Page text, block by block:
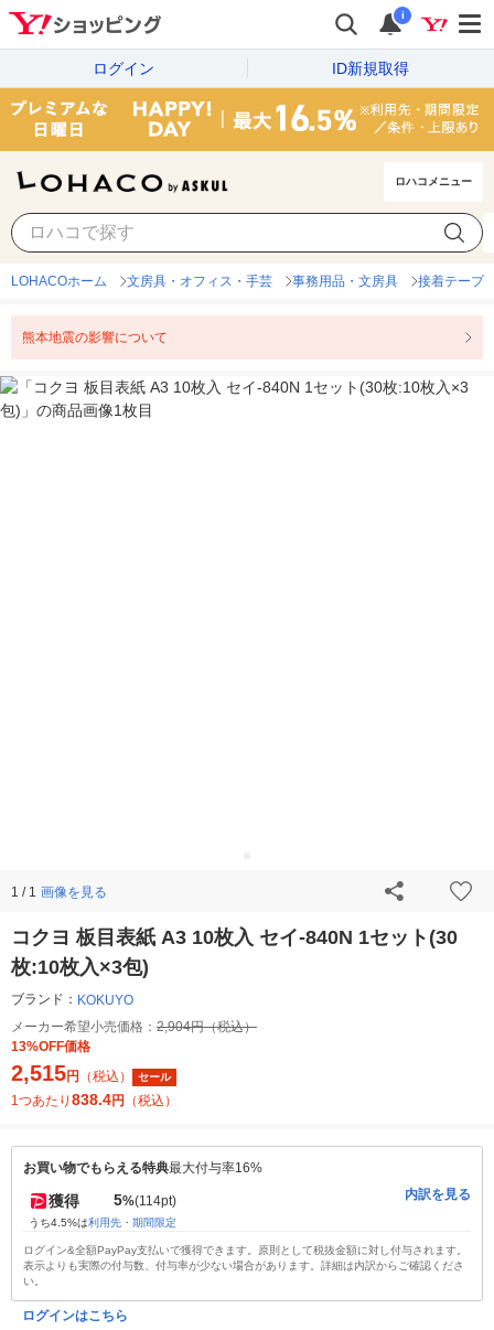
i
ログイン ID新規取得
ロハコメニュー
LOHACOホーム 文房具・オフィス・手芸 事務用品・文房具 接着テープ
熊本地震の影響について
1 / 1 画像を見る
コクヨ 板目表紙 A3 10枚入 セイ-840N 1セット(30
枚:10枚入×3包)
ブランド： KOKUYO
メーカー希望小売価格： 2,904円（税込）
13%OFF価格
2,515円 （税込） セール
1つあたり 838.4円 （税込）
お買い物でもらえる特典最大付与率16%
獲得 5%(114pt)
うち4.5%は利用先・期間限定
内訳を見る
ログイン&全額PayPay支払いで獲得できます。原則として税抜金額に対し付与されます。
表示よりも実際の付与数、付与率が少ない場合があります。詳細は内訳からご確認くださ
い。
ログインはこちら